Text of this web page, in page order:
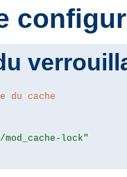
du cache
lock"